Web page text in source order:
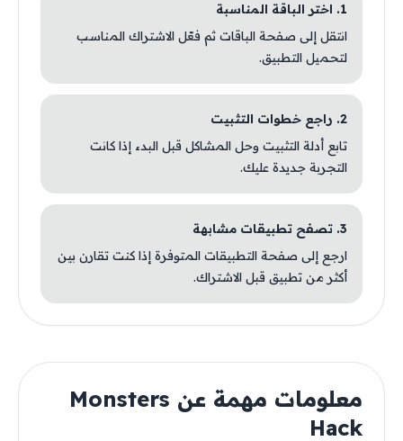
1. اختر الباقة المناسبة
انتقل إلى صفحة الباقات ثم فعّل الاشتراك المناسب
لتحميل التطبيق.
2. راجع خطوات التثبيت
تابع أدلة التثبيت وحل المشاكل قبل البدء إذا كانت
التجربة جديدة عليك.
3. تصفح تطبيقات مشابهة
ارجع إلى صفحة التطبيقات المتوفرة إذا كنت تقارن بين
أكثر من تطبيق قبل الاشتراك.
معلومات مهمة عن Monsters
Hack